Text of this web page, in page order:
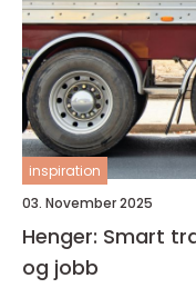
inspiration
03. November 2025
Henger: Smart
og jobb